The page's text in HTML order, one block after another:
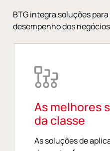
BTG integra soluções
desempenho dos
As melhores
da classe
As soluções de